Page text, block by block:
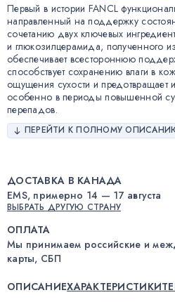
Первый в истории FANCL
направленный на поддержку
сочетанию двух ключевых
и глюкозилцерамида, полученного
обеспечивает всестороннюю
способствует сохранению влаги в
ощущения сухости и предотвращает
особенно в периоды повышенной
перепадов.
ПЕРЕЙТИ К ПОЛНОМУ
ДОСТАВКА В КАНАДА
EMS, примерно 14 — 17 августа
ВЫБРАТЬ ДРУГУЮ СТРАНУ
ОПЛАТА
Мы принимаем российские и
карты, СБП
ОПИСАНИЕХАРАКТЕРИСТИКИ